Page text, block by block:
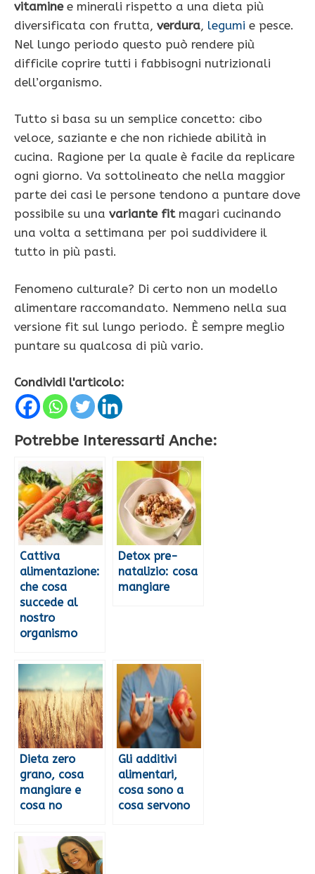
vitaminee minerali rispetto a una dieta più
diversificata con frutta, verdura, legumi e pesce.
Nel lungo periodo questo può rendere più
difficile coprire tutti i fabbisogni nutrizionali
dell’organismo.
Tutto si basa su un semplice concetto: cibo
veloce, saziante e che non richiede abilità in
cucina. Ragione per la quale è facile da replicare
ogni giorno. Va sottolineato che nella maggior
parte dei casi le persone tendono a puntare dove
possibile su una variante fitmagari cucinando
una volta a settimana per poi suddividere il
tutto in più pasti.
Fenomeno culturale? Di certo non un modello
alimentare raccomandato. Nemmeno nella sua
versione fit sul lungo periodo. È sempre meglio
puntare su qualcosa di più vario.
Condividi l'articolo:
Potrebbe Interessarti Anche:
Cattiva
alimentazione:
che cosa
succede al
nostro
organismo
Detox pre-
natalizio: cosa
mangiare
Dieta zero
grano, cosa
mangiare e
cosa no
Gli additivi
alimentari,
cosa sono a
cosa servono